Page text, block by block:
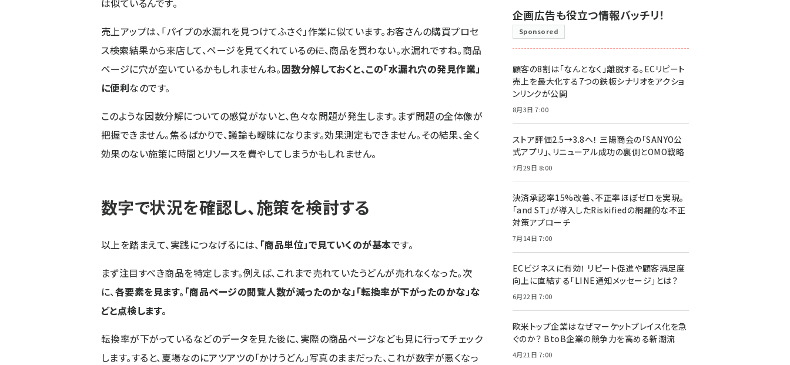
売上アップは、「パイプの水漏れを見つけてふさぐ」作業に似ています。お客さんの購買プロセ
ス――検索結果から来店して、ページを見てくれている――のに、商品を買わない。水漏れですね。商品
ページに穴が空いているかもしれませんね。因数分解しておくと、この「水漏れ穴の発見作業」
に便利なのです。
このような因数分解についての感覚がないと、色々な問題が発生します。まず問題の全体像が
把握できません。焦るばかりで、議論も曖昧になります。効果測定もできません。その結果、全く
効果のない施策に時間とリソースを費やしてしまうかもしれません。
数字で状況を確認し、施策を検討する
以上を踏まえて、実践につなげるには、 「商品単位」で見ていくのが基本です。
まず注目すべき商品を特定します。例えば、これまで売れていたうどんが売れなくなった。次
に、各要素を見ます。「商品ページの閲覧人数が減ったのかな」「転換率が下がったのかな」な
どと点検します。
転換率が下がっているなどのデータを見た後に、実際の商品ページなども見に行ってチェック
します。すると、夏場なのにアツアツの「かけうどん」写真のままだった、これが数字が悪くなっ
企画広告も役立つ情報バッチリ！
Sponsored
顧客の8割は「なんとなく」離脱する。ECリピート
売上を最大化する7つの鉄板シナリオをアクショ
ンリンクが公開
8月3日 7:00
ストア評価2.5→3.8へ！ 三陽商会の「SANYO公
式アプリ」、リニューアル成功の裏側とOMO戦略
7月29日 8:00
決済承認率15%改善、不正率ほぼゼロを実現。
「and ST」が導入したRiskifiedの網羅的な不正
対策アプローチ
7月14日 7:00
ECビジネスに有効！ リピート促進や顧客満足度
向上に直結する「LINE通知メッセージ」とは？
6月22日 7:00
欧米トップ企業はなぜマーケットプレイス化を急
ぐのか？ BtoB企業の競争力を高める新潮流
4月21日 7:00